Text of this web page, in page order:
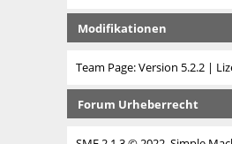
Modifikationen
Team Page: Version 5.2.2 |
Forum Urheberrecht